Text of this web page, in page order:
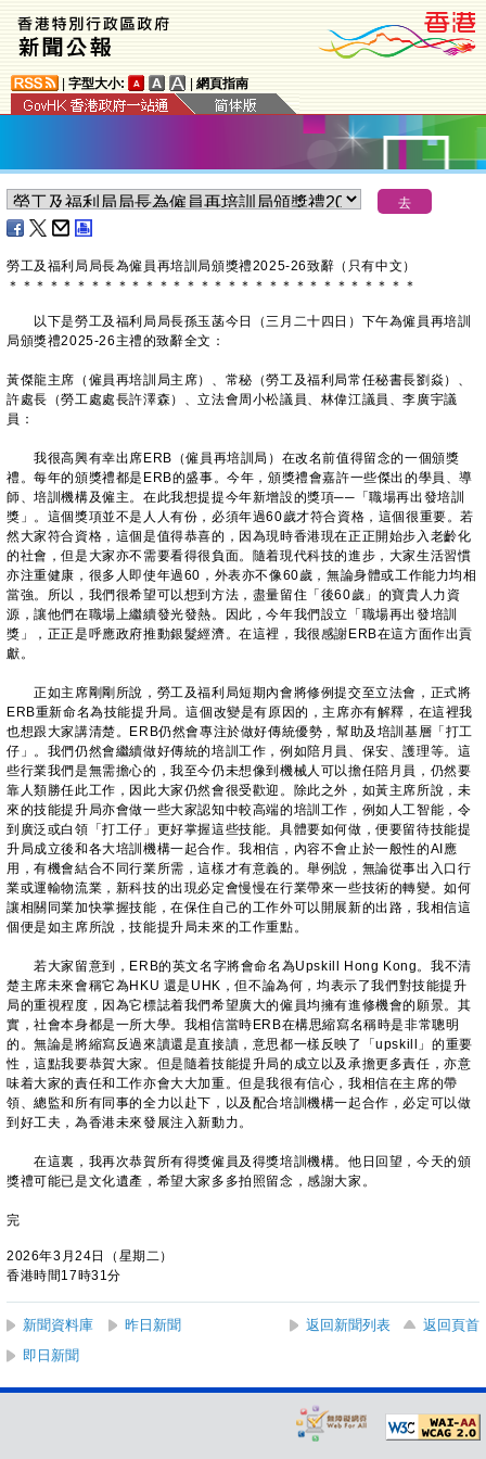
字型大小: 網頁指南
勞工及福利局局長為僱員再培訓局頒獎禮2025-26致辭（只有中文）
＊ ＊ ＊ ＊ ＊ ＊ ＊ ＊ ＊ ＊ ＊ ＊ ＊ ＊ ＊ ＊ ＊ ＊ ＊ ＊ ＊ ＊ ＊ ＊ ＊ ＊ ＊ ＊ ＊ ＊
以下是勞工及福利局局長孫玉菡今日（三月二十四日）下午為僱員再培訓
局頒獎禮2025-26主禮的致辭全文：
黃傑龍主席（僱員再培訓局主席）、常秘（勞工及福利局常任秘書長劉焱）、
許處長（勞工處處長許澤森）、立法會周小松議員、林偉江議員、李廣宇議
員：
我很高興有幸出席ERB（僱員再培訓局）在改名前值得留念的一個頒獎
禮。每年的頒獎禮都是ERB的盛事。今年，頒獎禮會嘉許一些傑出的學員、導
師、培訓機構及僱主。在此我想提提今年新增設的獎項──「職場再出發培訓
獎」。這個獎項並不是人人有份，必須年過60歲才符合資格，這個很重要。若
然大家符合資格，這個是值得恭喜的，因為現時香港現在正正開始步入老齡化
的社會，但是大家亦不需要看得很負面。隨着現代科技的進步，大家生活習慣
亦注重健康，很多人即使年過60，外表亦不像60歲，無論身體或工作能力均相
當強。所以，我們很希望可以想到方法，盡量留住「後60歲」的寶貴人力資
源，讓他們在職場上繼續發光發熱。因此，今年我們設立「職場再出發培訓
獎」，正正是呼應政府推動銀髮經濟。在這裡，我很感謝ERB在這方面作出貢
獻。
正如主席剛剛所說，勞工及福利局短期內會將修例提交至立法會，正式將
ERB重新命名為技能提升局。這個改變是有原因的，主席亦有解釋，在這裡我
也想跟大家講清楚。ERB仍然會專注於做好傳統優勢，幫助及培訓基層「打工
仔」。我們仍然會繼續做好傳統的培訓工作，例如陪月員、保安、護理等。這
些行業我們是無需擔心的，我至今仍未想像到機械人可以擔任陪月員，仍然要
靠人類勝任此工作，因此大家仍然會很受歡迎。除此之外，如黃主席所說，未
來的技能提升局亦會做一些大家認知中較高端的培訓工作，例如人工智能，令
到廣泛或白領「打工仔」更好掌握這些技能。具體要如何做，便要留待技能提
升局成立後和各大培訓機構一起合作。我相信，內容不會止於一般性的AI應
用，有機會結合不同行業所需，這樣才有意義的。舉例說，無論從事出入口行
業或運輸物流業，新科技的出現必定會慢慢在行業帶來一些技術的轉變。如何
讓相關同業加快掌握技能，在保住自己的工作外可以開展新的出路，我相信這
個便是如主席所說，技能提升局未來的工作重點。
若大家留意到，ERB的英文名字將會命名為Upskill Hong Kong。我不清
楚主席未來會稱它為HKU 還是UHK，但不論為何，均表示了我們對技能提升
局的重視程度，因為它標誌着我們希望廣大的僱員均擁有進修機會的願景。其
實，社會本身都是一所大學。我相信當時ERB在構思縮寫名稱時是非常聰明
的。無論是將縮寫反過來讀還是直接讀，意思都一樣反映了「upskill」的重要
性，這點我要恭賀大家。但是隨着技能提升局的成立以及承擔更多責任，亦意
味着大家的責任和工作亦會大大加重。但是我很有信心，我相信在主席的帶
領、總監和所有同事的全力以赴下，以及配合培訓機構一起合作，必定可以做
到好工夫，為香港未來發展注入新動力。
在這裏，我再次恭賀所有得獎僱員及得獎培訓機構。他日回望，今天的頒
獎禮可能已是文化遺產，希望大家多多拍照留念，感謝大家。
完
2026年3月24日（星期二）
香港時間17時31分
新聞資料庫 昨日新聞 返回新聞列表
返回頁首
即日新聞